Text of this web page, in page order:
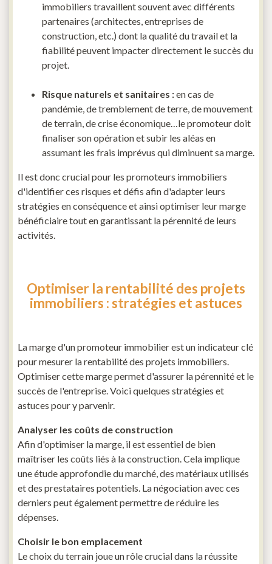
immobiliers travaillent souvent avec différents
partenaires (architectes, entreprises de
construction, etc.) dont la qualité du travail et la
fiabilité peuvent impacter directement le succès du
projet.
Risque naturels et sanitaires :en cas de
pandémie, de tremblement de terre, de mouvement
de terrain, de crise économique…le promoteur doit
finaliser son opération et subir les aléas en
assumant les frais imprévus qui diminuent sa marge.
Il est donc crucial pour les promoteurs immobiliers
d'identifier ces risques et défis afin d'adapter leurs
stratégies en conséquence et ainsi optimiser leur marge
bénéficiaire tout en garantissant la pérennité de leurs
activités.
Optimiser la rentabilité des projets
immobiliers : stratégies et astuces
La marge d'un promoteur immobilier est un indicateur clé
pour mesurer la rentabilité des projets immobiliers.
Optimiser cette marge permet d'assurer la pérennité et le
succès de l'entreprise. Voici quelques stratégies et
astuces pour y parvenir.
Analyser les coûts de construction
Afin d'optimiser la marge, il est essentiel de bien
maîtriser les coûts liés à la construction. Cela implique
une étude approfondie du marché, des matériaux utilisés
et des prestataires potentiels. La négociation avec ces
derniers peut également permettre de réduire les
dépenses.
Choisir le bon emplacement
Le choix du terrain joue un rôle crucial dans la réussite